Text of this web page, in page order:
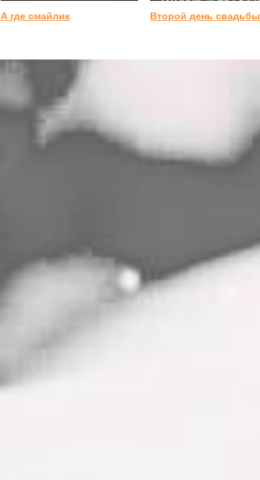
А где смайлик Второй день свадьбы